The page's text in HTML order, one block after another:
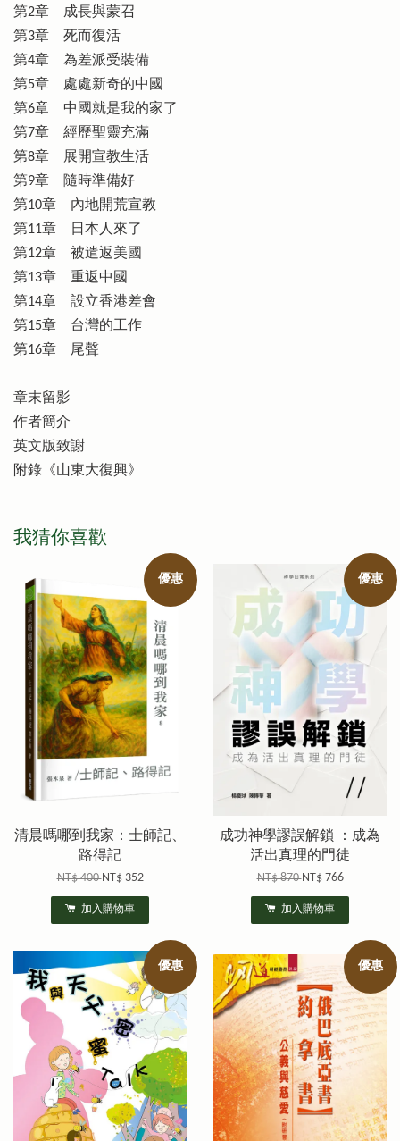
第2章 成長與蒙召
第3章 死而復活
第4章 為差派受裝備
第5章 處處新奇的中國
第6章 中國就是我的家了
第7章 經歷聖靈充滿
第8章 展開宣教生活
第9章 隨時準備好
第10章 內地開荒宣教
第11章 日本人來了
第12章 被遣返美國
第13章 重返中國
第14章 設立香港差會
第15章 台灣的工作
第16章 尾聲
章末留影
作者簡介
英文版致謝
附錄《山東大復興》
我猜你喜歡
優惠
清晨嗎哪到我家：士師記、
路得記
NT$ 400NT$ 352
加入購物車
優惠
成功神學謬誤解鎖 ：成為
活出真理的門徒
NT$ 870NT$ 766
加入購物車
優惠 優惠